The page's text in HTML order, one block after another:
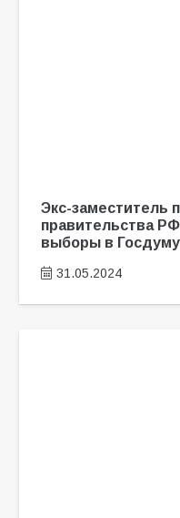
Экс-заместитель
правительства
выборы в
31.05.2024